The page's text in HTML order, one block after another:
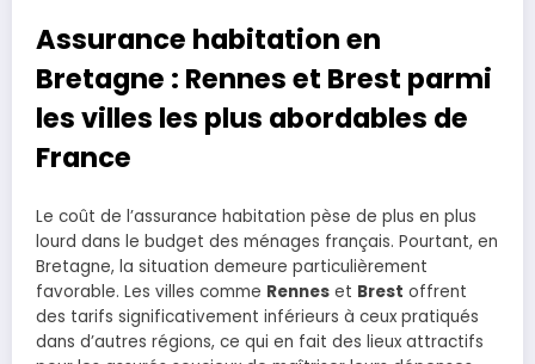
Assurance habitation en
Bretagne : Rennes et Brest parmi
les villes les plus abordables de
France
Le coût de l’assurance habitation pèse de plus en plus
lourd dans le budget des ménages français. Pourtant, en
Bretagne, la situation demeure particulièrement
favorable. Les villes comme Rennes et Brest offrent
des tarifs significativement inférieurs à ceux pratiqués
dans d’autres régions, ce qui en fait des lieux attractifs